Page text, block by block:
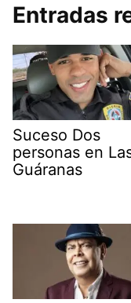
Entradas
Suceso Dos
personas en
Guáranas